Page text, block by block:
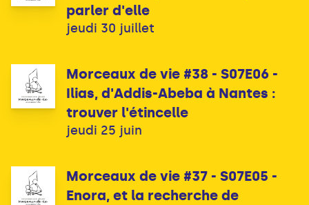
parler d'elle
jeudi 30 juillet
Morceaux de vie #38 - S07E06 -
Ilias, d'Addis-Abeba à Nantes :
trouver l'étincelle
jeudi 25 juin
Morceaux de vie #37 - S07E05 -
Enora, et la recherche de